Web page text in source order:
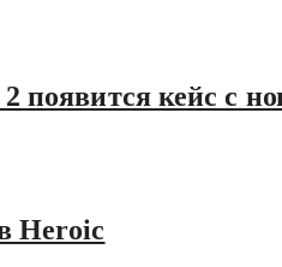
2 появится кейс с
Heroic